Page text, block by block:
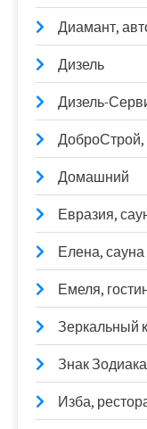
Диамант,
Дизель
Дизель-
ДоброСтрой,
Домашний
Евразия,
Елена, сауна
Емеля,
Зеркальный
Знак
Изба,